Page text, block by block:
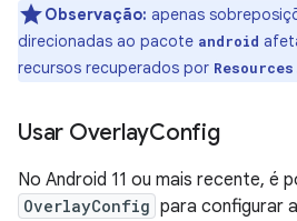
Observação: apenas
direcionadas ao pacote android
recursos recuperados por
Usar OverlayConfig
No Android 11 ou mais recente, é
OverlayConfig para configurar